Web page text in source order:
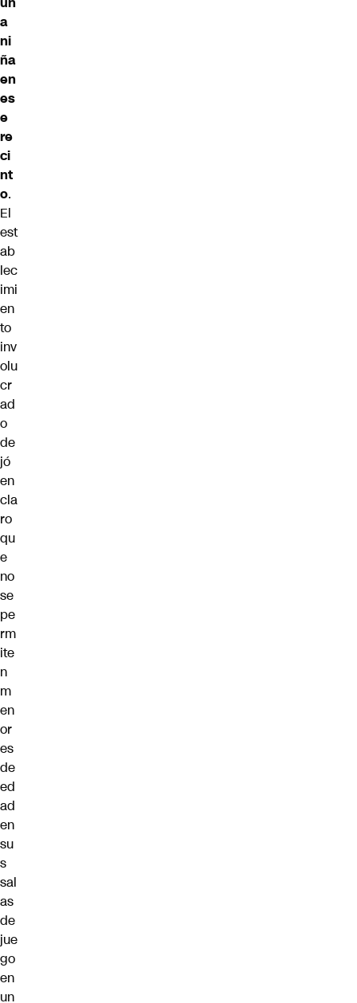
a
ni
ña
en
es
e
re
ci
nt
o.
El
est
ab
lec
imi
en
to
inv
olu
cr
ad
o
de
jó
en
cla
ro
qu
e
no
se
pe
rm
ite
n
m
en
or
es
de
ed
ad
en
su
s
sal
as
de
jue
go
en
un